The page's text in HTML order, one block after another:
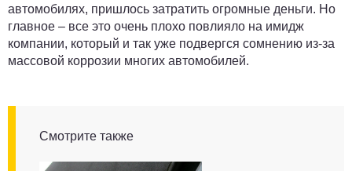
автомобилях, пришлось затратить огромные деньги. Но
главное – все это очень плохо повлияло на имидж
компании, который и так уже подвергся сомнению из-за
массовой коррозии многих автомобилей.
Смотрите также